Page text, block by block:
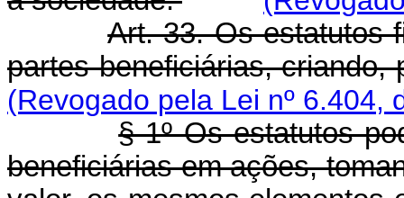
Art. 33. Os estatutos
partes beneficiárias,
(Revogado pela Lei nº 6.404,
§ 1º Os estatutos
beneficiárias em ações,